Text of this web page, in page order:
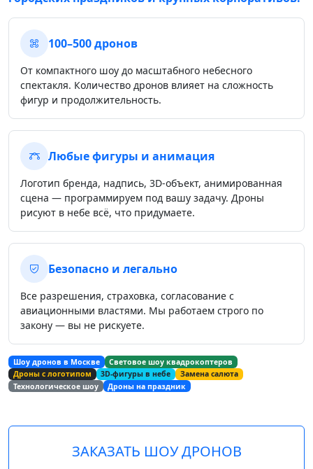
100–500 дронов
От компактного шоу до масштабного небесного
спектакля. Количество дронов влияет на сложность
фигур и продолжительность.
Любые фигуры и анимация
Логотип бренда, надпись, 3D-объект, анимированная
сцена — программируем под вашу задачу. Дроны
рисуют в небе всё, что придумаете.
Безопасно и легально
Все разрешения, страховка, согласование с
авиационными властями. Мы работаем строго по
закону — вы не рискуете.
Шоу дронов в Москве
Световое шоу квадрокоптеров
Дроны с логотипом
3D-фигуры в небе
Замена салюта
Технологическое шоу
Дроны на праздник
ЗАКАЗАТЬ ШОУ ДРОНОВ